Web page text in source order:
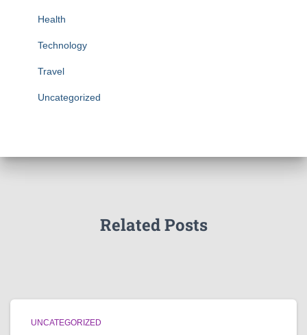
Health
Technology
Travel
Uncategorized
Related Posts
UNCATEGORIZED